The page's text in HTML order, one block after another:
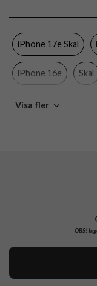
Egenskaper
Färg
Material
Varumärke
iPhone 17e Skal
iPhone 16e Skal
iPhone 14 Skal
Visa fler
OBS!